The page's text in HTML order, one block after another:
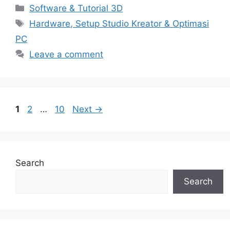
Categories
Software & Tutorial 3D
Tags
Hardware, Setup Studio Kreator & Optimasi
PC
Leave a comment
Page
1 Page
2 … Page
10 Next →
Search
Search